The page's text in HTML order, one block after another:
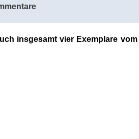
insgesamt vier Exemplare